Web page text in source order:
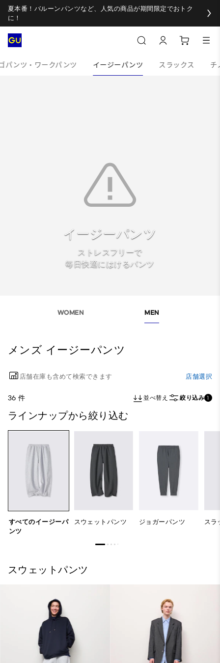
夏本番！バルーンパンツなど、人気の商品が期間限定でおトク
に！
パンツ・ワークパンツ イージーパンツ スラックス チ
イージーパンツ
ストレスフリーで
毎日快適にはけるパンツ
WOMEN MEN
メンズ イージーパンツ
店舗在庫も含めて検索できます 店舗選択
36 件 並べ替え 絞り込み 1
ラインナップから絞り込む
すべてのイージーパ
ンツ
スウェットパンツ ジョガーパンツ スラ
スウェットパンツ